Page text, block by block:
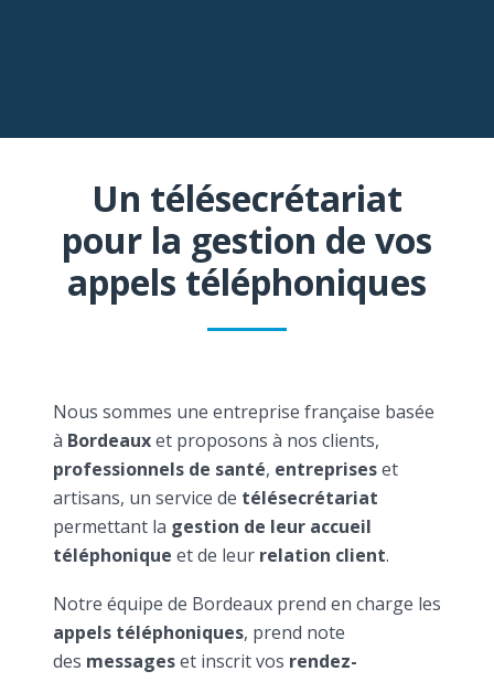
Un télésecrétariat
pour la gestion de vos
appels téléphoniques
Nous sommes une entreprise française basée
à Bordeauxet proposons à nos clients,
professionnels de santé, entrepriseset
artisans, un service de télésecrétariat
permettant la gestion de leur accueil
téléphonique et de leur relation client.
Notre équipe de Bordeaux prend en charge les
appels téléphoniques, prend note
des messageset inscrit vos rendez-